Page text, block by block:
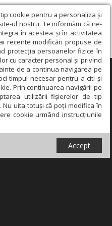
cookie pentru a personaliza și
ul nostru. Te informăm că ne-
în acestea și în activitatea
recente modificări propuse de
protecția persoanelor fizice în
cu caracter personal și privind
de a continua navigarea pe
timpul necesar pentru a citi și
Prin continuarea navigării pe
utilizării fişierelor de tip
uita totuși că poți modifica în
cookie urmând instrucțiunile
Accept
×